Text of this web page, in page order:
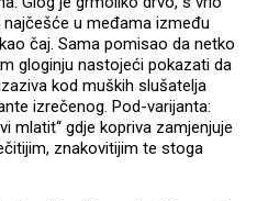
u međama između
čaj. Sama pomisao da netko
gloginju nastojeći pokazati da
kod muških slušatelja
izrečenog. Pod-varijanta:
mlatit“ gdje kopriva zamjenjuje
znakovitijim te stoga